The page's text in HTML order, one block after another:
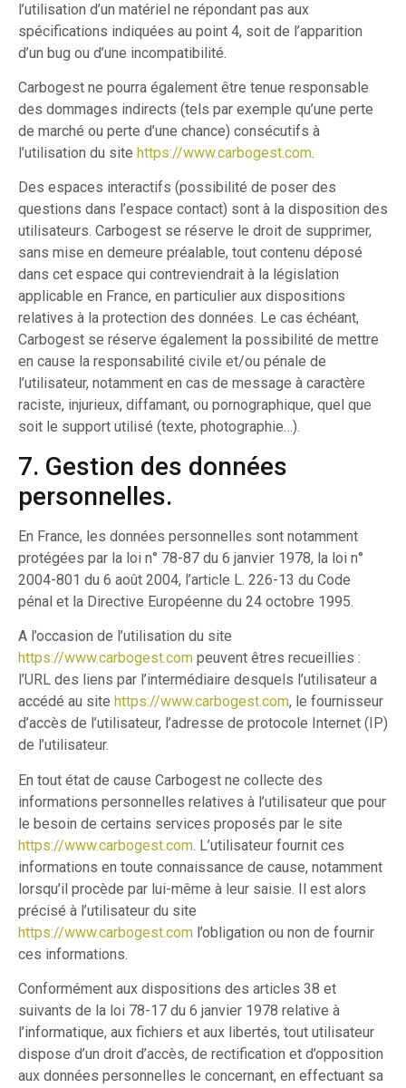
l’utilisation d’un matériel ne répondant pas aux
spécifications indiquées au point 4, soit de l’apparition
d’un bug ou d’une incompatibilité.
Carbogest ne pourra également être tenue responsable
des dommages indirects (tels par exemple qu’une perte
de marché ou perte d’une chance) consécutifs à
l’utilisation du site https://www.carbogest.com.
Des espaces interactifs (possibilité de poser des
questions dans l’espace contact) sont à la disposition des
utilisateurs. Carbogest se réserve le droit de supprimer,
sans mise en demeure préalable, tout contenu déposé
dans cet espace qui contreviendrait à la législation
applicable en France, en particulier aux dispositions
relatives à la protection des données. Le cas échéant,
Carbogest se réserve également la possibilité de mettre
en cause la responsabilité civile et/ou pénale de
l’utilisateur, notamment en cas de message à caractère
raciste, injurieux, diffamant, ou pornographique, quel que
soit le support utilisé (texte, photographie…).
7. Gestion des données
personnelles.
En France, les données personnelles sont notamment
protégées par la loi n° 78-87 du 6 janvier 1978, la loi n°
2004-801 du 6 août 2004, l’article L. 226-13 du Code
pénal et la Directive Européenne du 24 octobre 1995.
A l’occasion de l’utilisation du site
https://www.carbogest.com peuvent êtres recueillies :
l’URL des liens par l’intermédiaire desquels l’utilisateur a
accédé au site https://www.carbogest.com, le fournisseur
d’accès de l’utilisateur, l’adresse de protocole Internet (IP)
de l’utilisateur.
En tout état de cause Carbogest ne collecte des
informations personnelles relatives à l’utilisateur que pour
le besoin de certains services proposés par le site
https://www.carbogest.com. L’utilisateur fournit ces
informations en toute connaissance de cause, notamment
lorsqu’il procède par lui-même à leur saisie. Il est alors
précisé à l’utilisateur du site
https://www.carbogest.com l’obligation ou non de fournir
ces informations.
Conformément aux dispositions des articles 38 et
suivants de la loi 78-17 du 6 janvier 1978 relative à
l’informatique, aux fichiers et aux libertés, tout utilisateur
dispose d’un droit d’accès, de rectification et d’opposition
aux données personnelles le concernant, en effectuant sa